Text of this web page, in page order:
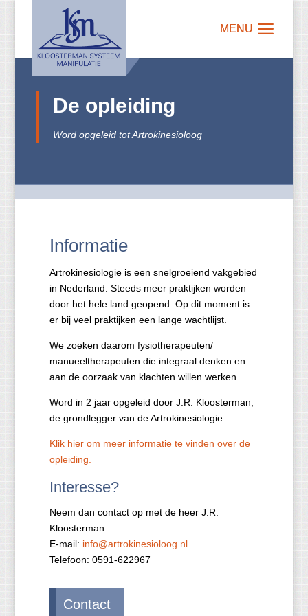
De opleiding
Word opgeleid tot Artrokinesioloog
Informatie
Artrokinesiologie is een snelgroeiend vakgebied
in Nederland. Steeds meer praktijken worden
door het hele land geopend. Op dit moment is
er bij veel praktijken een lange wachtlijst.
We zoeken daarom fysiotherapeuten/
manueeltherapeuten die integraal denken en
aan de oorzaak van klachten willen werken.
Word in 2 jaar opgeleid door J.R. Kloosterman,
de grondlegger van de Artrokinesiologie.
Klik hier om meer informatie te vinden over de
opleiding.
Interesse?
Neem dan contact op met de heer J.R.
Kloosterman.
E-mail: info@artrokinesioloog.nl
Telefoon: 0591-622967
Contact